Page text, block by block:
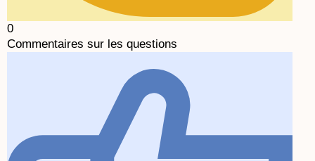
0
Commentaires sur les questions